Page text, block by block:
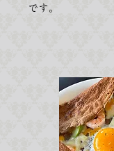
です。